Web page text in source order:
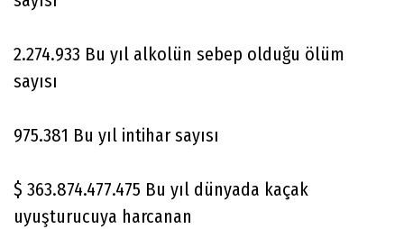
2.274.933 Bu yıl alkolün sebep olduğu ölüm
sayısı
975.381 Bu yıl intihar sayısı
$ 363.874.477.475 Bu yıl dünyada kaçak
uyuşturucuya harcanan